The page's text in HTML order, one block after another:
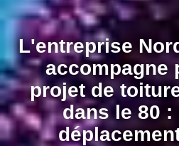
L'entreprise
accompagne
projet de
dans le 80 :